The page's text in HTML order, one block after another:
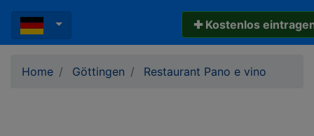
✚ Kostenlos
Home Göttingen Restaurant Pano e vino